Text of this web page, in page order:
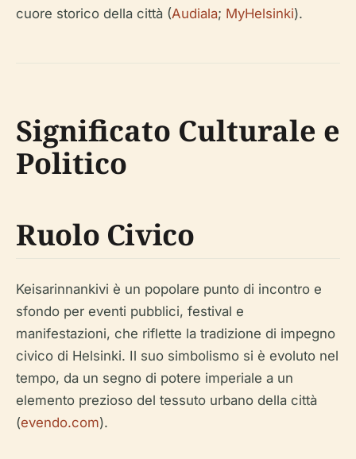
cuore storico della città (Audiala; MyHelsinki).
Significato Culturale e
Politico
Ruolo Civico
Keisarinnankivi è un popolare punto di incontro e
sfondo per eventi pubblici, festival e
manifestazioni, che riflette la tradizione di impegno
civico di Helsinki. Il suo simbolismo si è evoluto nel
tempo, da un segno di potere imperiale a un
elemento prezioso del tessuto urbano della città
(evendo.com).